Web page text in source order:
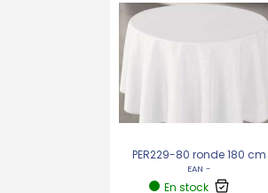
PER229-80 ronde 180 cm
EAN -
En stock